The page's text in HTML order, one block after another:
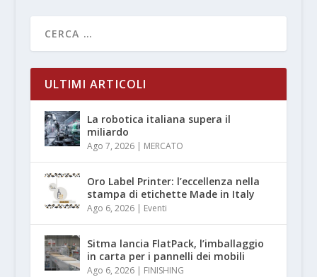
ULTIMI ARTICOLI
La robotica italiana supera il
miliardo
Ago 7, 2026| MERCATO
Oro Label Printer: l’eccellenza nella
stampa di etichette Made in Italy
Ago 6, 2026| Eventi
Sitma lancia FlatPack, l’imballaggio
in carta per i pannelli dei mobili
Ago 6, 2026| FINISHING